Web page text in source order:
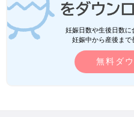
妊娠日数や生後日数
妊娠中から産後まで
無料ダ